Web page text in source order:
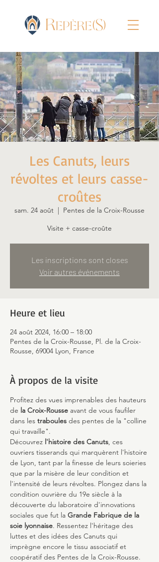
Les Canuts, leurs
révoltes et leurs casse-
croûtes
sam. 24 août
  |
Pentes de la Croix-Rousse
Visite + casse-croûte
Les inscriptions sont closes
Voir autres événements
Heure et lieu
24 août 2024, 16:00 – 18:00
Pentes de la Croix-Rousse, Pl. de la Croix-
Rousse, 69004 Lyon, France
À propos de la visite
Profitez des vues imprenables des hauteurs
de la Croix-Rousse avant de vous faufiler
dans les traboules des pentes de la "colline
qui travaille".
Découvrez l'histoire des Canuts, ces
ouvriers tisserands qui marquèrent l'histoire
de Lyon, tant par la finesse de leurs soieries
que par la misère de leur condition et
l'intensité de leurs révoltes. Plongez dans la
condition ouvrière du 19e siècle à la
découverte du laboratoire d'innovations
sociales que fut la Grande Fabrique de la
soie lyonnaise. Ressentez l'héritage des
luttes et des idées des Canuts qui
imprègne encore le tissu associatif et
coopératif des Pentes de la Croix-Rousse.